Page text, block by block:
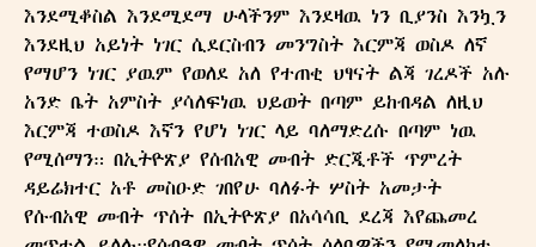
እንደሚቆስል እንደሚደማ ሁላችንም እንደዛዉ ነን ቢያንስ እንኳን
እንደዚህ አይነት ነገር ሲደርስብን መንግስት እርምጃ ወስዶ ለኛ
የማሆን ነገር ያዉም የወለደ አለ የተጠቂ ህፃናት ልጃ ገረዶች አሉ
አንድ ቤት አምስት ያሳለፍነዉ ህይወት በጣም ይከብዳል ለዚህ
እርምጃ ተወስዶ እኛን የሆነ ነገር ላይ ባለማድረሱ በጣም ነዉ
የሚሰማን። በኢትዮጽያ የሰብአዊ መብት ድርጂቶች ጥምረት
ዳይሬክተር አቶ መስዑድ ገበየሁ ባለፉት ሦስት አመታት
የሱብአዊ መብት ጥሰት በኢትዮጽያ በአሳሳቢ ደረጃ እየጨመረ